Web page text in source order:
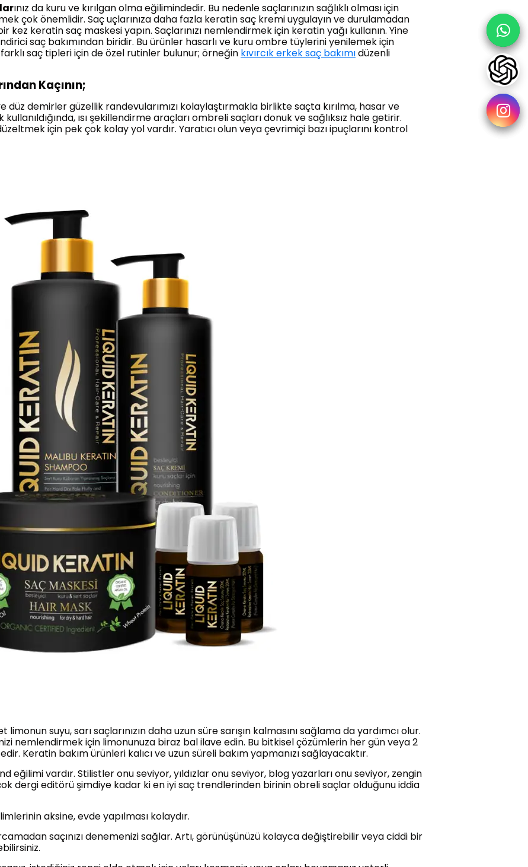
ınız da kuru ve kırılgan olma eğilimindedir. Bu nedenle saçlarınızın sağlıklı olması için
çok önemlidir. Saç uçlarınıza daha fazla keratin saç kremi uygulayın ve durulamadan
keratin saç maskesi yapın. Saçlarınızı nemlendirmek için keratin yağı kullanın. Yine
saç bakımından biridir. Bu ürünler hasarlı ve kuru ombre tüylerini yenilemek için
farklı saç tipleri için de özel rutinler bulunur; örneğin kıvırcık erkek saç bakımıdüzenli
Kaçının;
düz demirler güzellik randevularımızı kolaylaştırmakla birlikte saçta kırılma, hasar ve
ısı şekillendirme araçları ombreli saçları donuk ve sağlıksız hale getirir.
düzeltmek için pek çok kolay yol vardır. Yaratıcı olun veya çevrimiçi bazı ipuçlarını kontrol
suyu, sarı saçlarınızın daha uzun süre sarışın kalmasını sağlama da yardımcı olur.
nemlendirmek için limonunuza biraz bal ilave edin. Bu bitkisel çözümlerin her gün veya 2
Keratin bakım ürünleri kalıcı ve uzun süreli bakım yapmanızı sağlayacaktır.
vardır. Stilistler onu seviyor, yıldızlar onu seviyor, blog yazarları onu seviyor, zengin
dergi editörü şimdiye kadar ki en iyi saç trendlerinden birinin obreli saçlar olduğunu iddia
aksine, evde yapılması kolaydır.
saçınızı denemenizi sağlar. Artı, görünüşünüzü kolayca değiştirebilir veya ciddi bir